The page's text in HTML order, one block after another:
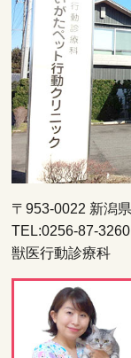
〒953-0022 新潟
TEL:0256-87-3260
獣医行動診療科